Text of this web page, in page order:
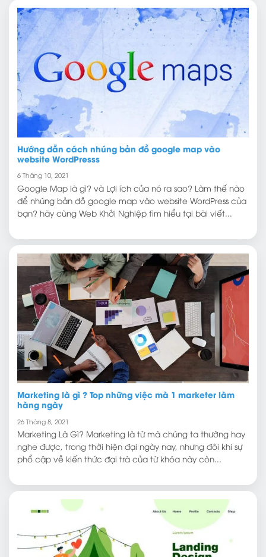
Hướng dẫn cách nhúng bản đồ google map vào
website WordPresss
6 Tháng 10, 2021
Google Map là gì? và Lợi ích của nó ra sao? Làm thế nào
để nhúng bản đồ google map vào website WordPress của
bạn? hãy cùng Web Khởi Nghiệp tìm hiểu tại bài viết...
Marketing là gì ? Top những việc mà 1 marketer làm
hàng ngày
26 Tháng 8, 2021
Marketing Là Gì? Marketing là từ mà chúng ta thường hay
nghe được, trong thời hiện đại ngày nay, nhưng đôi khi sự
phổ cập về kiến thức đại trà của từ khóa này còn...